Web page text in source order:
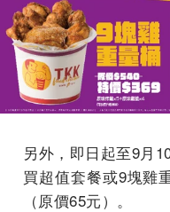
另外，即日起至9月
買超值套餐或9塊雞
（原價65元）。